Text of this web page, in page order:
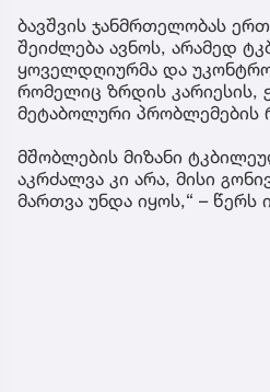
ბავშვის ჯანმრთელობას
შეიძლება ავნოს, არამედ
ყოველდღიურმა და
რომელიც ზრდის კარიესის,
მეტაბოლური პრობლემების
მშობლების მიზანი
აკრძალვა კი არა, მისი
მართვა უნდა იყოს,“ – წერს